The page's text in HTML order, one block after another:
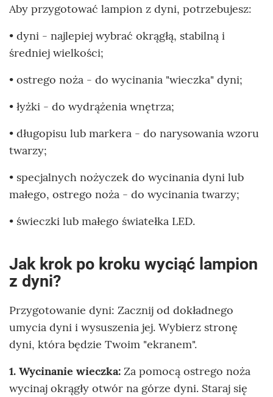
Aby przygotować lampion z dyni, potrzebujesz:
• dyni - najlepiej wybrać okrągłą, stabilną i
średniej wielkości;
• ostrego noża - do wycinania "wieczka" dyni;
• łyżki - do wydrążenia wnętrza;
• długopisu lub markera - do narysowania wzoru
twarzy;
• specjalnych nożyczek do wycinania dyni lub
małego, ostrego noża - do wycinania twarzy;
• świeczki lub małego światełka LED.
Jak krok po kroku wyciąć lampion
z dyni?
Przygotowanie dyni: Zacznij od dokładnego
umycia dyni i wysuszenia jej. Wybierz stronę
dyni, która będzie Twoim "ekranem".
1. Wycinanie wieczka: Za pomocą ostrego noża
wycinaj okrągły otwór na górze dyni. Staraj się